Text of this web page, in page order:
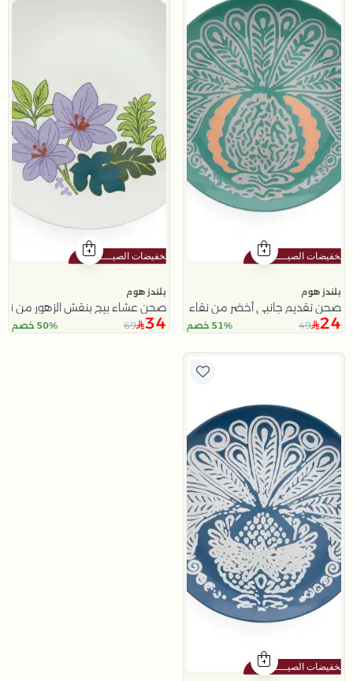
بلندز هوم
صحن تقديم جانبي أخضر من نقاء
24
49 51% خصم
بلندز هوم
صحن عشاء بيج بنقش الزهور من
34
69 50% خصم